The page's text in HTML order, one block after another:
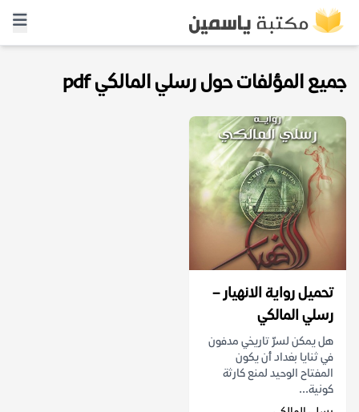
جميع المؤلفات حول رسلي المالكي pdf
تحميل رواية الانهيار –
رسلي المالكي
هل يمكن لسرّ تاريخي مدفون
في ثنايا بغداد أن يكون
المفتاح الوحيد لمنع كارثة
كونية...